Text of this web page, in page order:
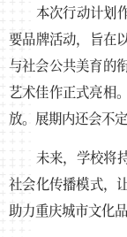
本次行动计划
要品牌活动，旨在
与社会公共美育的
艺术佳作正式亮相
放。展期内还会不
未来，学校将
社会化传播模式，
助力重庆城市文化